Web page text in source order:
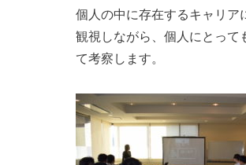
個人の中に存在するキャリア
観視しながら、個人にとって
て考察します。